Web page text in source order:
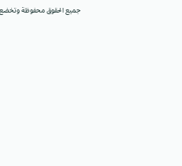
جميع الحقوق محفوظة وتخضع